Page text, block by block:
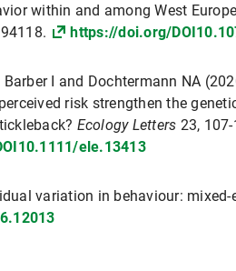
within and among West
https://doi.org/
Barber I and Dochtermann NA
risk strengthen the
Ecology Letters 23,
ele.13413
variation in behaviour: